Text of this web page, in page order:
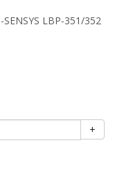
LBP-351/352
+